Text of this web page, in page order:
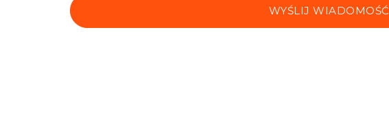
WYŚLIJ WIADOMOŚĆ